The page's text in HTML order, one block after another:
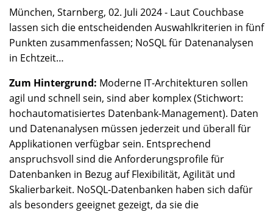
München, Starnberg, 02. Juli 2024 - Laut Couchbase
lassen sich die entscheidenden Auswahlkriterien in fünf
Punkten zusammenfassen; NoSQL für Datenanalysen
in Echtzeit…
Zum Hintergrund: Moderne IT-Architekturen sollen
agil und schnell sein, sind aber komplex (Stichwort:
hochautomatisiertes Datenbank-Management). Daten
und Datenanalysen müssen jederzeit und überall für
Applikationen verfügbar sein. Entsprechend
anspruchsvoll sind die Anforderungsprofile für
Datenbanken in Bezug auf Flexibilität, Agilität und
Skalierbarkeit. NoSQL-Datenbanken haben sich dafür
als besonders geeignet gezeigt, da sie die